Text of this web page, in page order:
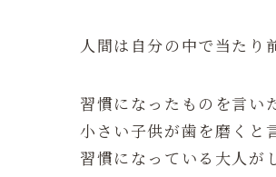
人間は自分の中で当たり
習慣になったものを言い
小さい子供が歯を磨くと
習慣になっている大人が